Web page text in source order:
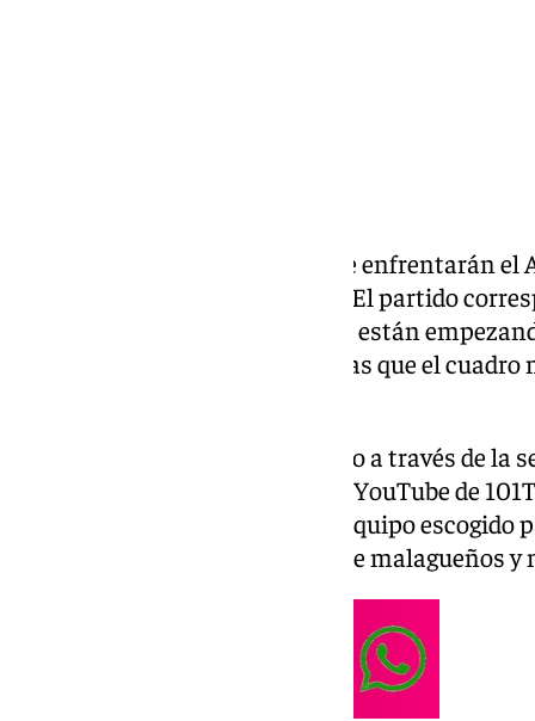
Este sábado a las 18.00 horas se enfrentarán
, y La Unión Atlético. El partido
Segunda RFEF. Los malaguistas están
puntos de seis posibles, mientras que el
El partido se podrá ver en directo a través de la
página web 101tv.es, el canal de YouTube de
Desde las 17.45 horas estará el equipo
mejor previa del encuentro entre malagueños